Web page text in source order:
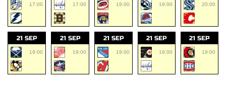
17:00 17:00 19:00 19:00 20:00
21 SEP
19:00
21 SEP
19:00
21 SEP
19:00
21 SEP
19:00
21 SEP
19:00